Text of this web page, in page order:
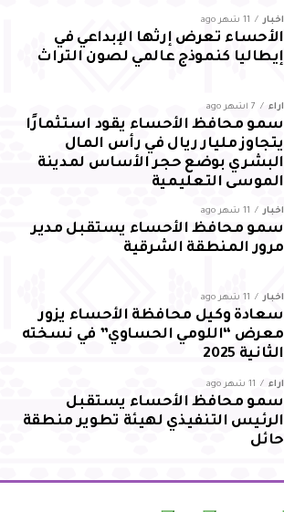
أخبار 11 شهر ago
الأحساء تعرض إرثها الإبداعي في
إيطاليا كنموذج عالمي لصون التراث
آراء 7 أشهر ago
سمو محافظ الأحساء يقود استثمارًا
يتجاوز مليار ريال في رأس المال
البشري بوضع حجر الأساس لمدينة
الموسى التعليمية
أخبار 11 شهر ago
سمو محافظ الأحساء يستقبل مدير
مرور المنطقة الشرقية
أخبار 11 شهر ago
سعادة وكيل محافظة الأحساء يزور
معرض “اللومي الحساوي” في نسخته
الثانية 2025
آراء 11 شهر ago
سمو محافظ الأحساء يستقبل
الرئيس التنفيذي لهيئة تطوير منطقة
حائل